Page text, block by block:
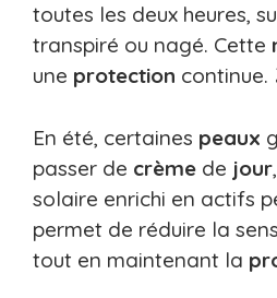
toutes les deux heures,
transpiré ou nagé. Cette
une protection
En été, certaines peaux
passer de crème de jour
solaire enrichi en actifs
permet de réduire la
tout en maintenant la